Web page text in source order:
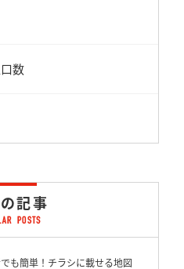
数
記事
も簡単！チラシに載せる地図